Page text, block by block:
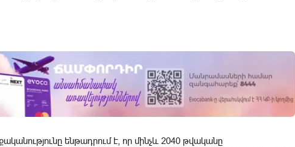
ենթադրում է, որ մինչև 2040 թվականը